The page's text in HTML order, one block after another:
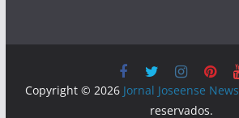
Copyright © 2026 Jornal Joseense News
reservados.